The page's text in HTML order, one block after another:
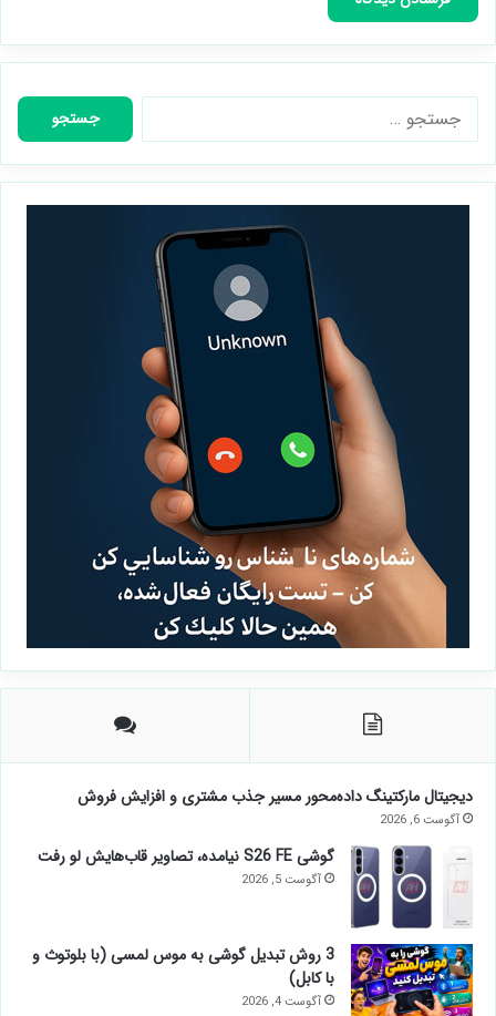
جستجو
برای:
دیجیتال مارکتینگ داده‌محور مسیر جذب مشتری و افزایش فروش
آگوست 6, 2026
گوشی S26 FE نیامده، تصاویر قاب‌هایش لو رفت
آگوست 5, 2026
3 روش تبدیل گوشی به موس لمسی (با بلوتوث و
با کابل)
آگوست 4, 2026